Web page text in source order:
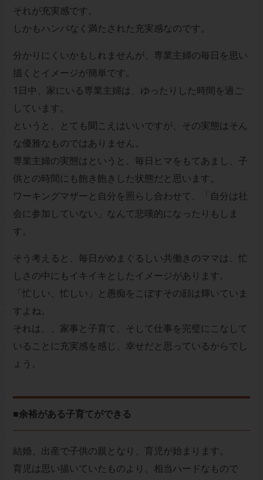
それが充実感です。
しかもハンパなく満たされた充実感なのです。
分かりにくいかもしれませんが、専業主婦の毎日を思い
描くとイメージが簡単です。
1日中、家にいる専業主婦は、ゆったりした時間を過ご
しています。
というと、とても聞こえはいいですが、その実態はそん
な優雅なものではありません。
専業主婦の実態はというと、毎日ヒマをもてあまし、子
供との時間にも飽き飽きした状態だと思います。
ワーキングマザーと自分を照らし合わせて、「自分は社
会に参加していない」なんて悲嘆的になったりもしま
す。
そう考えると、毎日がめまぐるしい共働きのママは、忙
しさの中にもイキイキとしたイメージがあります。
「忙しい、忙しい」と愚痴をこぼすその顔は輝いていま
すよね。
それは、、家事と子育て、そして仕事を完璧にこなして
いることに充実感を感じ、幸せだと思っているからでし
ょう。
■余裕がある子育てができる
結婚、出産で子供の親となり、育児が始まります。
育児は思い描いていたものより、相当ハードなもので